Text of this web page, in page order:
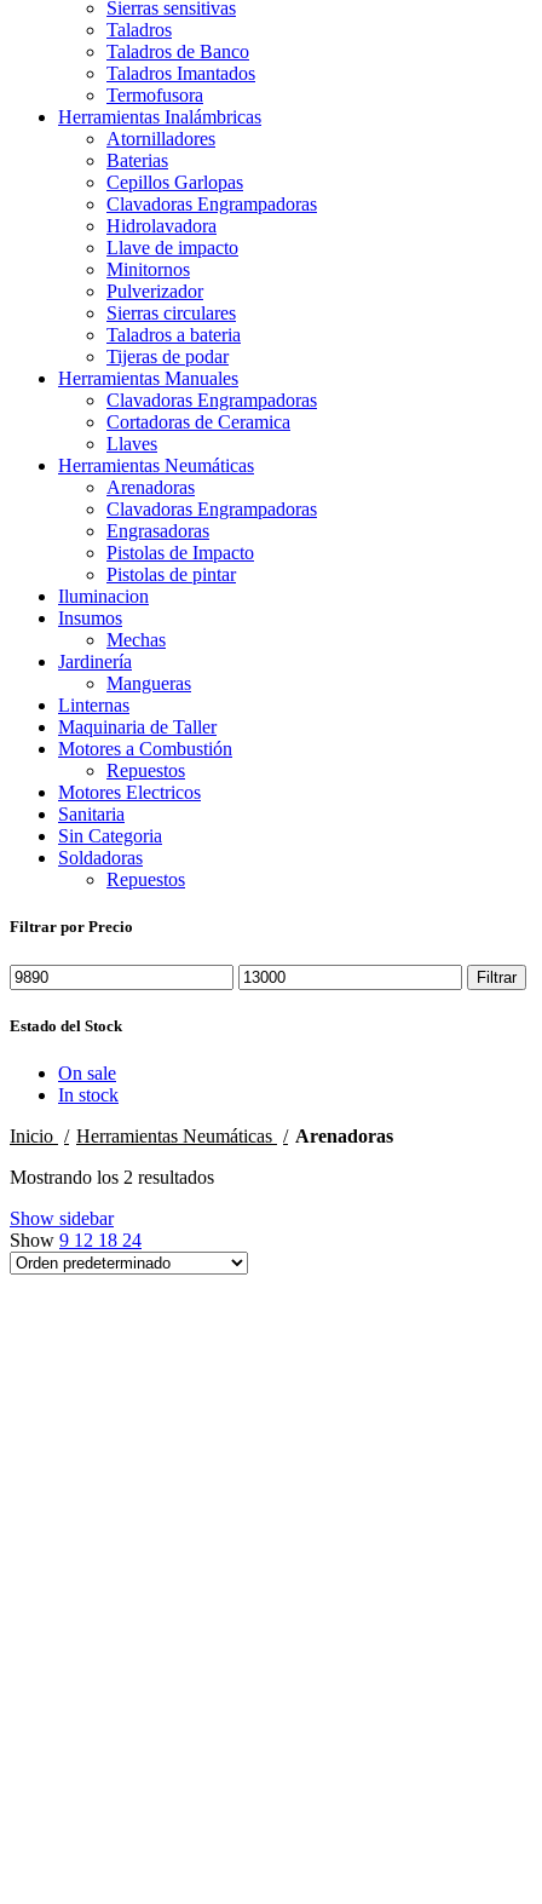
Sierras sensitivas
Taladros
Taladros de Banco
Taladros Imantados
Termofusora
Herramientas Inalámbricas
Atornilladores
Baterias
Cepillos Garlopas
Clavadoras Engrampadoras
Hidrolavadora
Llave de impacto
Minitornos
Pulverizador
Sierras circulares
Taladros a bateria
Tijeras de podar
Herramientas Manuales
Clavadoras Engrampadoras
Cortadoras de Ceramica
Llaves
Herramientas Neumáticas
Arenadoras
Clavadoras Engrampadoras
Engrasadoras
Pistolas de Impacto
Pistolas de pintar
Iluminacion
Insumos
Mechas
Jardinería
Mangueras
Linternas
Maquinaria de Taller
Motores a Combustión
Repuestos
Motores Electricos
Sanitaria
Sin Categoria
Soldadoras
Repuestos
Filtrar por Precio
Precio mínimo Precio máximo Filtrar
Estado del Stock
On sale
In stock
Inicio
Herramientas Neumáticas
Arenadoras
Mostrando los 2 resultados
Show sidebar
Show 9 12 18 24